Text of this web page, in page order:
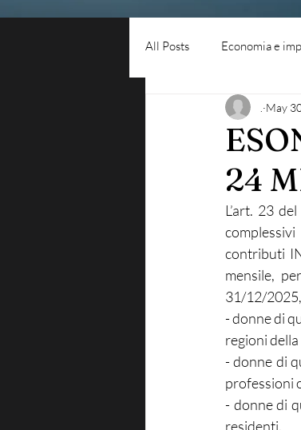
All Posts Economia e
Diritto del lavoro
24
May
L’art. 23
contributi
mensile,
31/12/
- donne di
regioni della
- donne di
professioni
- donne di
residenti.